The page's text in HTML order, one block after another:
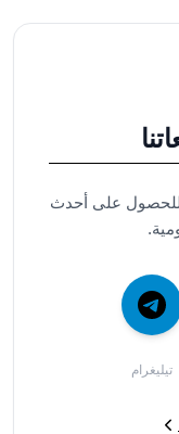
للحصول على أحدث
تيليغرام